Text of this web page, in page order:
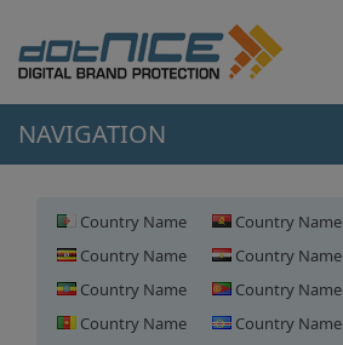
NAVIGATION
Country Name
Country Name
Country Name
Country Name
Country Name
Country Name
Country Name
Country Name